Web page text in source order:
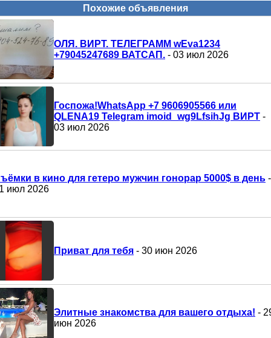
Похожие объявления
ОЛЯ. ВИРТ. ТЕЛЕГРАММ wEva1234
+79045247689 ВАТСАП. - 03 июл 2026
Госпожа!WhatsApp +7 9606905566 или
QLENA19 Telegram imoid_wg9LfsihJg ВИРТ -
03 июл 2026
в кино для гетеро мужчин гонорар 5000$ в день -
июл 2026
Приват для тебя - 30 июн 2026
Элитные знакомства для вашего отдыха! -
июн 2026